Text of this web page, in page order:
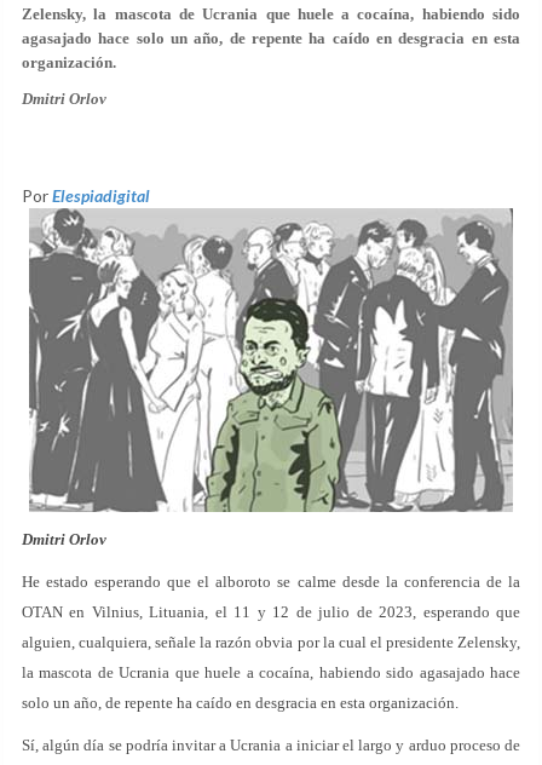
Zelensky, la mascota de Ucrania que huele a cocaína, habiendo sido
agasajado hace solo un año, de repente ha caído en desgracia en esta
organización.
Dmitri Orlov
PorElespiadigital
Dmitri Orlov
He estado esperando que el alboroto se calme desde la conferencia de la
OTAN en Vilnius, Lituania, el 11 y 12 de julio de 2023, esperando que
alguien, cualquiera, señale la razón obvia por la cual el presidente Zelensky,
la mascota de Ucrania que huele a cocaína, habiendo sido agasajado hace
solo un año, de repente ha caído en desgracia en esta organización.
Sí, algún día se podría invitar a Ucrania a iniciar el largo y arduo proceso de